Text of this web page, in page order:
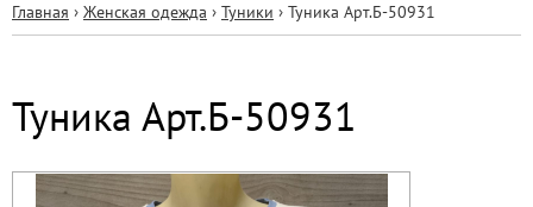
здесь
Главная › Женская одежда › Туники › Туника Арт.Б-50931
Туника Арт.Б-50931